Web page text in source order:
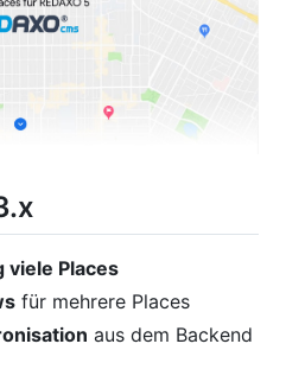
viele Places
für mehrere Places
aus dem Backend